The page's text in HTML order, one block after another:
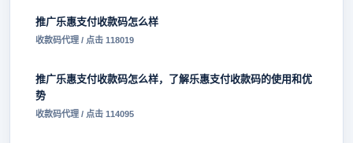
推广乐惠支付收款码怎么样
收款码代理 / 点击 118019
推广乐惠支付收款码怎么样，了解乐惠支付收款码的使用和优
势
收款码代理 / 点击 114095